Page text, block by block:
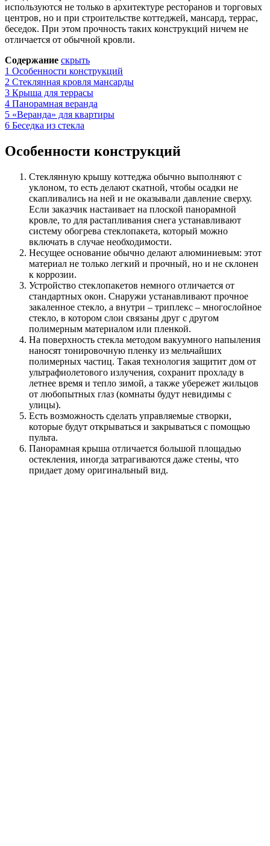
используются не только в архитектуре ресторанов и торговых
центров, но и при строительстве коттеджей, мансард, террас,
беседок. При этом прочность таких конструкций ничем не
отличается от обычной кровли.
Содержание скрыть
1 Особенности конструкций
2 Стеклянная кровля мансарды
3 Крыша для террасы
4 Панорамная веранда
5 «Веранда» для квартиры
6 Беседка из стекла
Особенности конструкций
Стеклянную крышу коттеджа обычно выполняют с
уклоном, то есть делают скатной, чтобы осадки не
скапливались на ней и не оказывали давление сверху.
Если заказчик настаивает на плоской панорамной
кровле, то для растапливания снега устанавливают
систему обогрева стеклопакета, который можно
включать в случае необходимости.
Несущее основание обычно делают алюминиевым: этот
материал не только легкий и прочный, но и не склонен
к коррозии.
Устройство стеклопакетов немного отличается от
стандартных окон. Снаружи устанавливают прочное
закаленное стекло, а внутри – триплекс – многослойное
стекло, в котором слои связаны друг с другом
полимерным материалом или пленкой.
На поверхность стекла методом вакуумного напыления
наносят тонировочную пленку из мельчайших
полимерных частиц. Такая технология защитит дом от
ультрафиолетового излучения, сохранит прохладу в
летнее время и тепло зимой, а также убережет жильцов
от любопытных глаз (комнаты будут невидимы с
улицы).
Есть возможность сделать управляемые створки,
которые будут открываться и закрываться с помощью
пульта.
Панорамная крыша отличается большой площадью
остекления, иногда затрагиваются даже стены, что
придает дому оригинальный вид.